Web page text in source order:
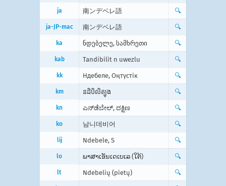
ja 南ンデベレ語 🔍
ja-JP-mac 南ンデベレ語 🔍
ka ნდებელე, სამხრეთი 🔍
kab Tandibilit n uwezlu 🔍
kk Ндебеле, Оңтүстік 🔍
km នដិបិលិត្បូង 🔍
kn ಎನ್‌ಡೆಬೇಲ್, ದಕ್ಷಿಣ 🔍
ko 남니데비어 🔍
lij Ndebele, S 🔍
lo ພາ​ສາ​ເອັນ​ເດ​ເບ​ເລ (ໃຕ້) 🔍
lt Ndebelių (pietų) 🔍